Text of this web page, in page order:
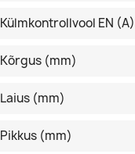
Külmkontrollvool EN (A)
Kõrgus (mm)
Laius (mm)
Pikkus (mm)